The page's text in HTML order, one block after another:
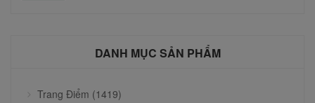
DANH MỤC SẢN PHẨM
Trang Điểm (1419)